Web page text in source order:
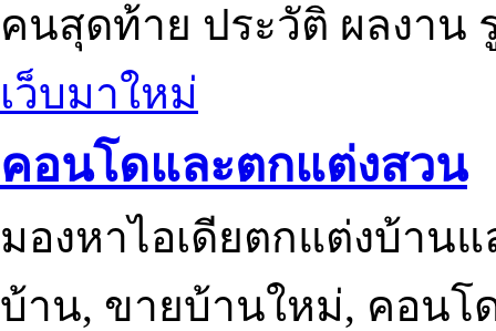
คนสุดท้าย ประวัติ ผลงาน
เว็บมาใหม่
คอนโดและตกแต่งสวน
มองหาไอเดียตกแต่งบ้าน
บ้าน, ขายบ้านใหม่, คอนโ